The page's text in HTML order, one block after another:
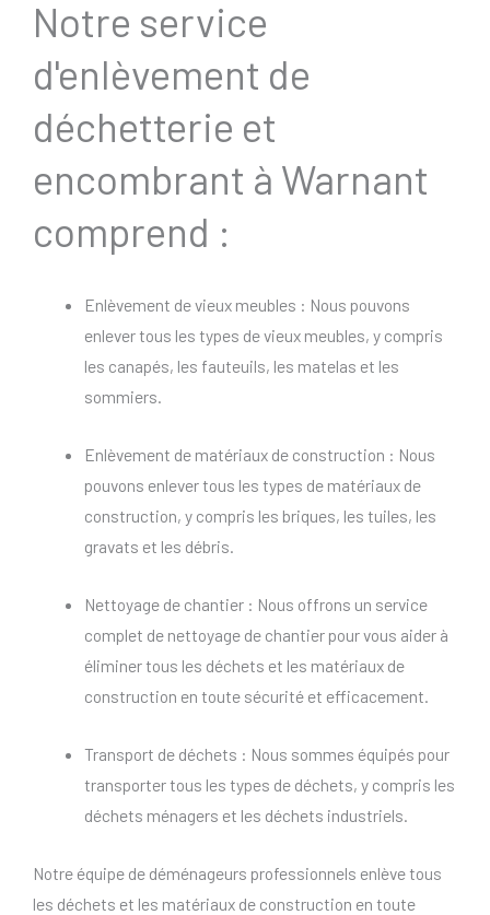
Notre service
d'enlèvement de
déchetterie et
encombrant à Warnant
comprend :
Enlèvement de vieux meubles : Nous pouvons
enlever tous les types de vieux meubles, y compris
les canapés, les fauteuils, les matelas et les
sommiers.
Enlèvement de matériaux de construction : Nous
pouvons enlever tous les types de matériaux de
construction, y compris les briques, les tuiles, les
gravats et les débris.
Nettoyage de chantier : Nous offrons un service
complet de nettoyage de chantier pour vous aider à
éliminer tous les déchets et les matériaux de
construction en toute sécurité et efficacement.
Transport de déchets : Nous sommes équipés pour
transporter tous les types de déchets, y compris les
déchets ménagers et les déchets industriels.
Notre équipe de déménageurs professionnels enlève tous
les déchets et les matériaux de construction en toute